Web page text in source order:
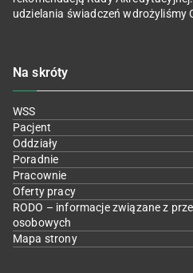
udzielania świadczeń wdrożyliśmy
Na skróty
WSS
Pacjent
Oddziały
Poradnie
Pracownie
Oferty pracy
RODO – informacje związane z
osobowych
Mapa strony